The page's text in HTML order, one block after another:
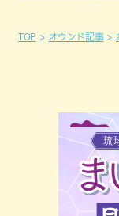
TOP オウンド記事